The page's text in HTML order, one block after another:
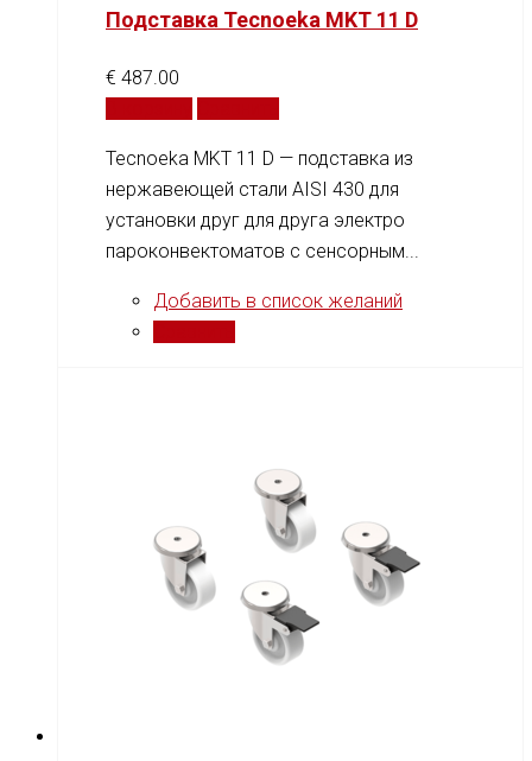
Подставка Tecnoeka MKT 11 D
€ 487.00
Tecnoeka MKT 11 D — подставка из
нержавеющей стали AISI 430 для
установки друг для друга электро
пароконвектоматов с сенсорным...
Добавить в список желаний